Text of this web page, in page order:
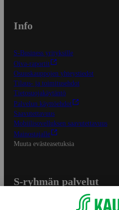
Info
S-Business yrityksille
Oiva-raportit
Osuuskauppojen yhteystiedot
Tilaus- ja toimitusehdot
Tietosuojakäytäntö
Palvelun käyttöehdot
Saavutettavuus
Mobiilisovelluksen saavutettavuus
Mainostajalle
Muuta evästeasetuksia
S-ryhmän palvelut